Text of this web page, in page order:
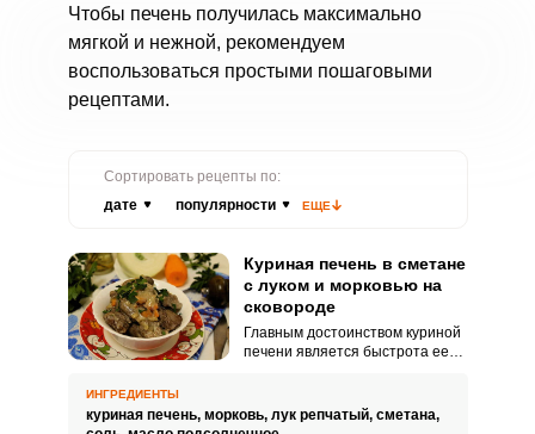
Чтобы печень получилась максимально
мягкой и нежной, рекомендуем
воспользоваться простыми пошаговыми
рецептами.
Сортировать рецепты по:
дате
популярности ЕЩЕ
Куриная печень в сметане
с луком и морковью на
сковороде
Главным достоинством куриной
печени является быстрота ее
иммунитета.
ИНГРЕДИЕНТЫ
куриная печень, морковь, лук репчатый, сметана,